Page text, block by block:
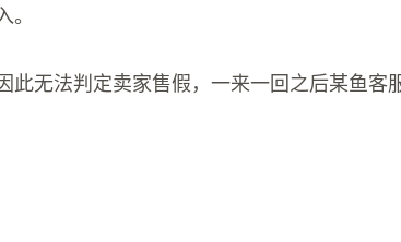
。
此无法判定卖家售假，一来一回之后某鱼客